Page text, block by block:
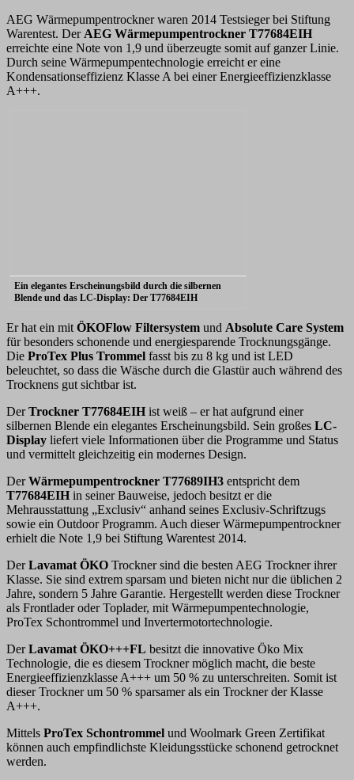
AEG Wärmepumpentrockner waren 2014 Testsieger bei Stiftung
Warentest. Der AEG Wärmepumpentrockner T77684EIH
erreichte eine Note von 1,9 und überzeugte somit auf ganzer Linie.
Durch seine Wärmepumpentechnologie erreicht er eine
Kondensationseffizienz Klasse A bei einer Energieeffizienzklasse
A+++.
Ein elegantes Erscheinungsbild durch die silbernen
Blende und das LC-Display: Der T77684EIH
Er hat ein mit ÖKOFlow Filtersystem und Absolute Care System
für besonders schonende und energiesparende Trocknungsgänge.
Die ProTex Plus Trommel fasst bis zu 8 kg und ist LED
beleuchtet, so dass die Wäsche durch die Glastür auch während des
Trocknens gut sichtbar ist.
DerTrockner T77684EIH ist weiß – er hat aufgrund einer
silbernen Blende ein elegantes Erscheinungsbild. Sein großes LC-
Display liefert viele Informationen über die Programme und Status
und vermittelt gleichzeitig ein modernes Design.
DerWärmepumpentrockner T77689IH3 entspricht dem
T77684EIH in seiner Bauweise, jedoch besitzt er die
Mehrausstattung „Exclusiv“ anhand seines Exclusiv-Schriftzugs
sowie ein Outdoor Programm. Auch dieser Wärmepumpentrockner
erhielt die Note 1,9 bei Stiftung Warentest 2014.
DerLavamat ÖKO Trockner sind die besten AEG Trockner ihrer
Klasse. Sie sind extrem sparsam und bieten nicht nur die üblichen 2
Jahre, sondern 5 Jahre Garantie. Hergestellt werden diese Trockner
als Frontlader oder Toplader, mit Wärmepumpentechnologie,
ProTex Schontrommel und Invertermotortechnologie.
DerLavamat ÖKO+++FL besitzt die innovative Öko Mix
Technologie, die es diesem Trockner möglich macht, die beste
Energieeffizienzklasse A+++ um 50 % zu unterschreiten. Somit ist
dieser Trockner um 50 % sparsamer als ein Trockner der Klasse
A+++.
Mittels ProTex Schontrommel und Woolmark Green Zertifikat
können auch empfindlichste Kleidungsstücke schonend getrocknet
werden.